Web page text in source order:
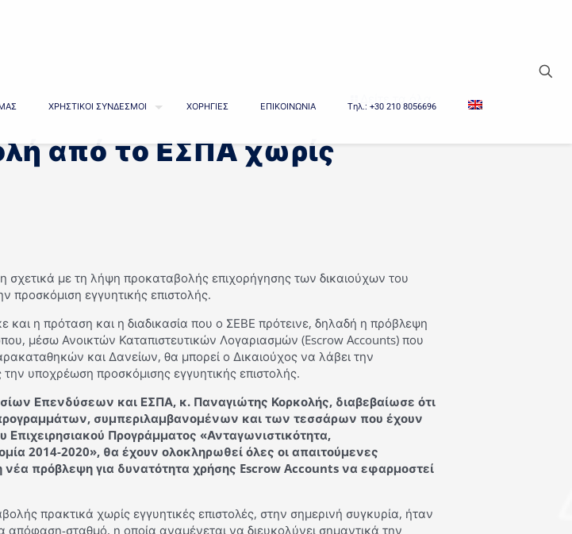
ΧΡΗΣΤΙΚΟΙ ΣΥΝΔΕΣΜΟΙ ΧΟΡΗΓΙΕΣ ΕΠΙΚΟΙΝΩΝΙΑ Tηλ.: +30 210 8056696
από το ΕΣΠΑ χωρίς
σχετικά με τη λήψη προκαταβολής επιχορήγησης των δικαιούχων του
προσκόμιση εγγυητικής επιστολής.
και η πρόταση και η διαδικασία που ο ΣΕΒΕ πρότεινε, δηλαδή η πρόβλεψη
μέσω Ανοικτών Καταπιστευτικών Λογαριασμών (Escrow Accounts) που
και Δανείων, θα μπορεί ο Δικαιούχος να λάβει την
υποχρέωση προσκόμισης εγγυητικής επιστολής.
Επενδύσεων και ΕΣΠΑ, κ. Παναγιώτης Κορκολής, διαβεβαίωσε ότι
συμπεριλαμβανομένων και των τεσσάρων που έχουν
Επιχειρησιακού Προγράμματος «Ανταγωνιστικότητα,
2014-2020», θα έχουν ολοκληρωθεί όλες οι απαιτούμενες
νέα πρόβλεψη για δυνατότητα χρήσης Escrow Accounts να εφαρμοστεί
πρακτικά χωρίς εγγυητικές επιστολές, στην σημερινή συγκυρία, ήταν
απόφαση-σταθμό, η οποία αναμένεται να διευκολύνει σημαντικά την